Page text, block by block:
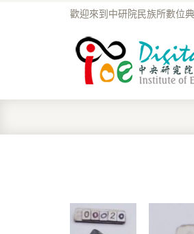
歡迎來到中研院民族所數位